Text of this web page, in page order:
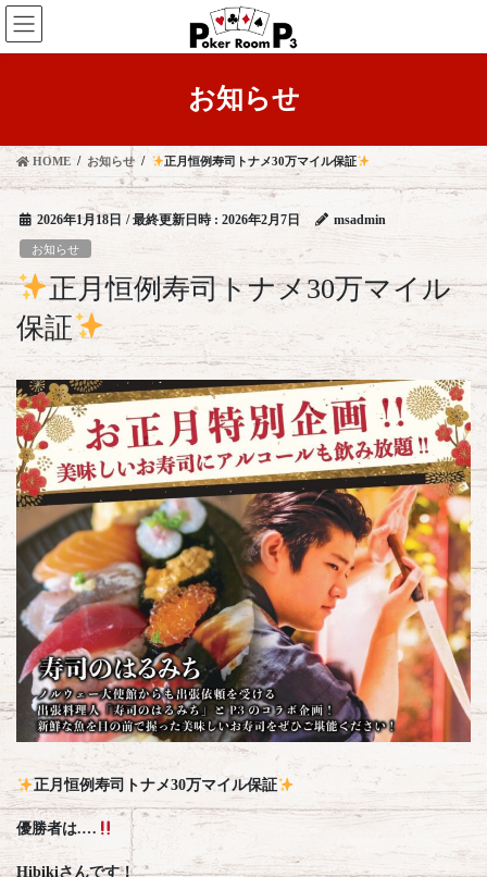
コ
ン
テ
ス
ッ
ナ
ビ
ゲ
ン
移
お知らせ
HOME お知らせ 正月恒例寿司トナメ30万マイル保証
2026年1月18日 / 最終更新日時 : 2026年2月7日 msadmin
お知らせ
正月恒例寿司トナメ30万マイル
保証
正月恒例寿司トナメ30万マイル保証
優勝者は.…
Hibikiさんです！